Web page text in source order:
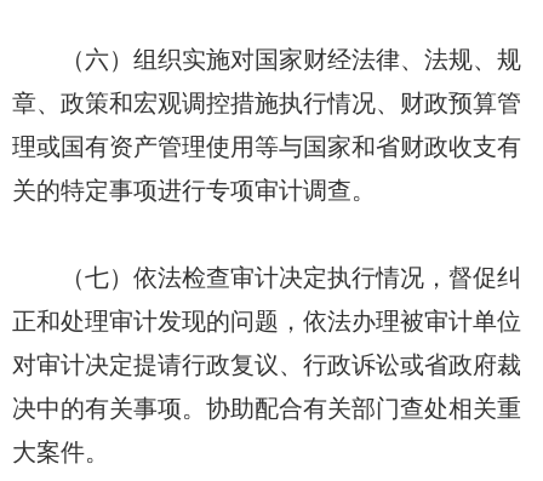
（六）组织实施对国家财经法律、法规、规
章、政策和宏观调控措施执行情况、财政预算管
理或国有资产管理使用等与国家和省财政收支有
关的特定事项进行专项审计调查。
（七）依法检查审计决定执行情况，督促纠
正和处理审计发现的问题，依法办理被审计单位
对审计决定提请行政复议、行政诉讼或省政府裁
决中的有关事项。协助配合有关部门查处相关重
大案件。